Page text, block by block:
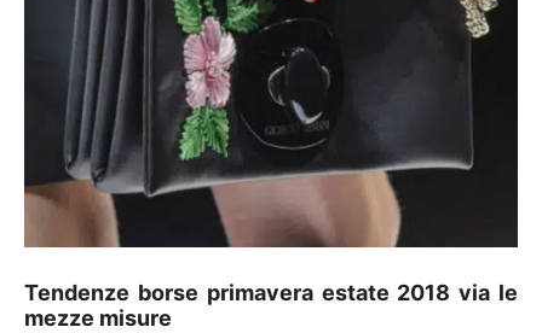
Tendenze borse primavera estate 2018 via le
mezze misure